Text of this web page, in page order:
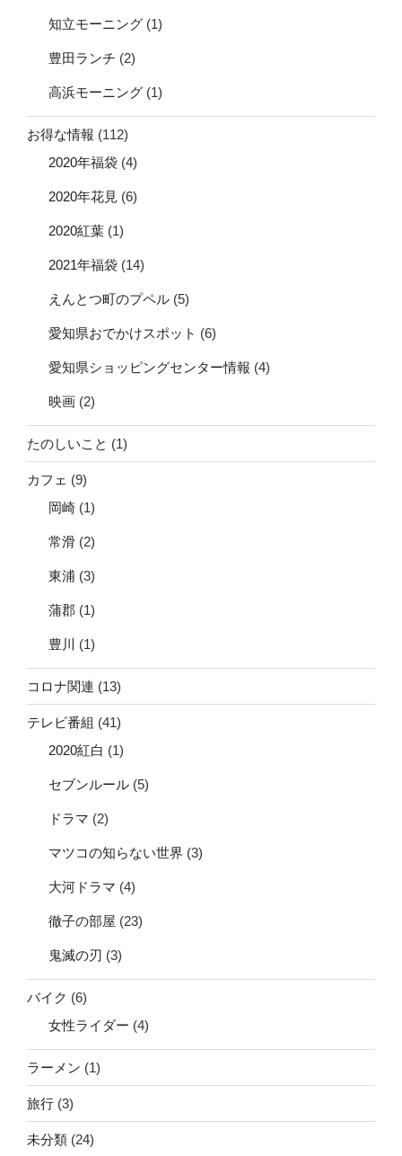
知立モーニング (1)
豊田ランチ (2)
高浜モーニング (1)
お得な情報 (112)
2020年福袋 (4)
2020年花見 (6)
2020紅葉 (1)
2021年福袋 (14)
えんとつ町のプペル (5)
愛知県おでかけスポット (6)
愛知県ショッピングセンター情報 (4)
映画 (2)
たのしいこと (1)
カフェ (9)
岡崎 (1)
常滑 (2)
東浦 (3)
蒲郡 (1)
豊川 (1)
コロナ関連 (13)
テレビ番組 (41)
2020紅白 (1)
セブンルール (5)
ドラマ (2)
マツコの知らない世界 (3)
大河ドラマ (4)
徹子の部屋 (23)
鬼滅の刃 (3)
バイク (6)
女性ライダー (4)
ラーメン (1)
旅行 (3)
未分類 (24)